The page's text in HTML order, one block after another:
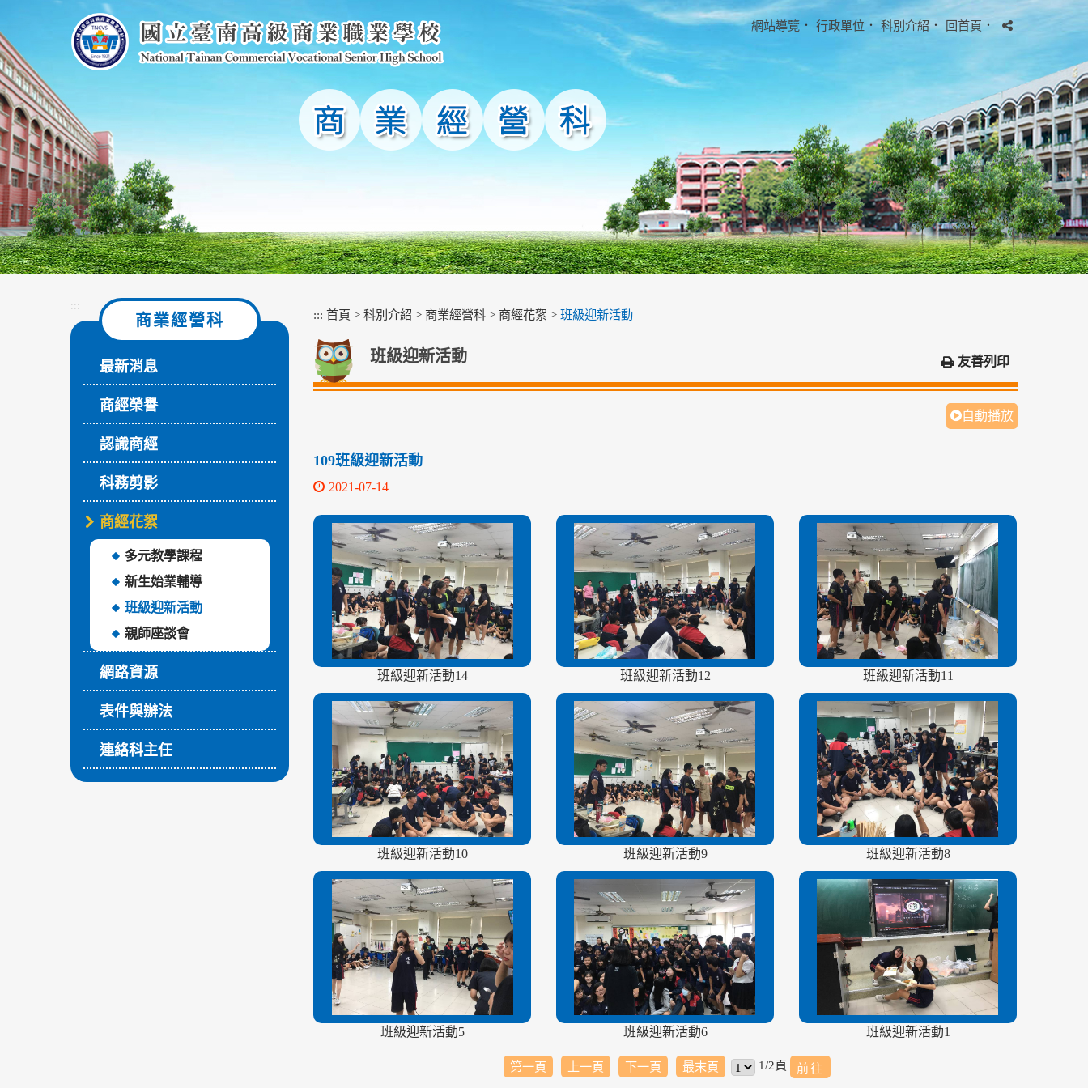
主
要
內
容
區
塊
網站導覽 ． 行政單位 ． 科別介紹． 回首頁．
:::
商業經營科
最新消息
商經榮譽
認識商經
科務剪影
商經花絮
多元教學課程
新生始業輔導
班級迎新活動
親師座談會
網路資源
表件與辦法
連絡科主任
::: 首頁 > 科別介紹 > 商業經營科 > 商經花絮 > 班級迎新活動
班級迎新活動 友善列印
自動播放
109班級迎新活動
2021-07-14
班級迎新活動14 班級迎新活動12 班級迎新活動11
班級迎新活動10 班級迎新活動9 班級迎新活動8
班級迎新活動5 班級迎新活動6 班級迎新活動1
第一頁 上一頁 下一頁 最末頁 1/2頁